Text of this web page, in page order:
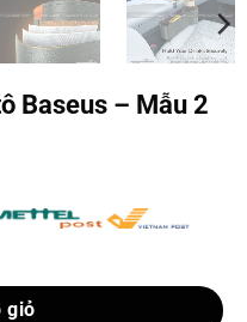
Baseus – Mẫu 2
giỏ